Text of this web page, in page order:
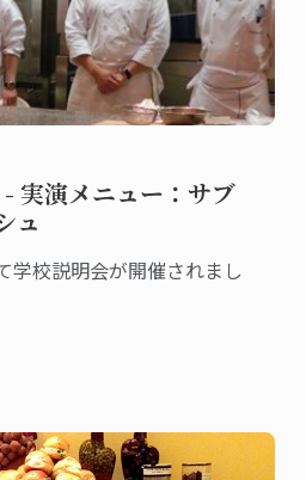
実演メニュー：サブ
ュ
学校説明会が開催されまし